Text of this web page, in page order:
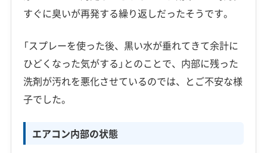
すぐに臭いが再発する繰り返しだったそうです。
「スプレーを使った後、黒い水が垂れてきて余計に
ひどくなった気がする」とのことで、内部に残った
洗剤が汚れを悪化させているのでは、とご不安な様
子でした。
エアコン内部の状態